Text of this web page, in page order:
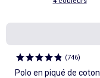
(746)
Polo en piqué de coton